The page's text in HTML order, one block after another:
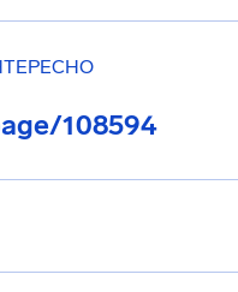
108594